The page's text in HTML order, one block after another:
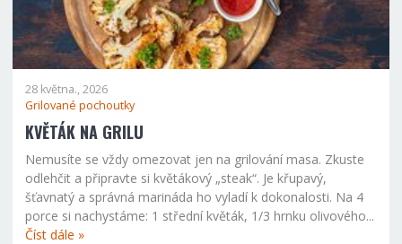
28 května., 2026
Grilované pochoutky
KVĚTÁK NA GRILU
Nemusíte se vždy omezovat jen na grilování masa. Zkuste
odlehčit a připravte si květákový „steak“. Je křupavý,
šťavnatý a správná marináda ho vyladí k dokonalosti. Na 4
porce si nachystáme: 1 střední květák, 1/3 hrnku olivového...
Číst dále »